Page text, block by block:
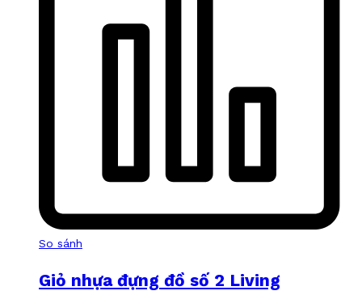
So sánh
Giỏ nhựa đựng đồ số 2 Living